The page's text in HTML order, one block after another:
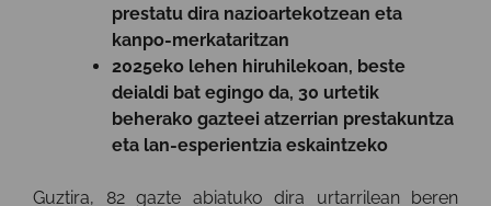
prestatu dira nazioartekotzean eta
kanpo-merkataritzan
2025eko lehen hiruhilekoan, beste
deialdi bat egingo da, 30 urtetik
beherako gazteei atzerrian prestakuntza
eta lan-esperientzia eskaintzeko
Guztira, 82 gazte abiatuko dira urtarrilean beren